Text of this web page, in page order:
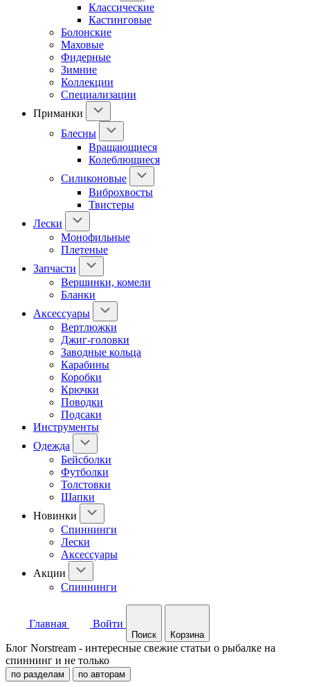
Классические
Кастинговые
Болонские
Маховые
Фидерные
Зимние
Коллекции
Специализации
Приманки
Блесны
Вращающиеся
Колеблющиеся
Силиконовые
Виброхвосты
Твистеры
Лески
Монофильные
Плетеные
Запчасти
Вершинки, комели
Бланки
Аксессуары
Вертлюжки
Джиг-головки
Заводные кольца
Карабины
Коробки
Крючки
Поводки
Подсаки
Инструменты
Одежда
Бейсболки
Футболки
Толстовки
Шапки
Новинки
Спиннинги
Лески
Аксессуары
Акции
Спиннинги
Главная Войти
Поиск Корзина
Блог Norstream - интересные свежие статьи о рыбалке на
спиннинг и не только
по разделам по авторам